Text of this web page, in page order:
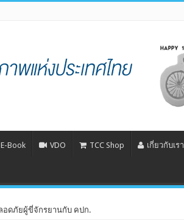
E-Book VDO TCC Shop เกี่ยวกับเรา
อดภัยผู้ขี่จักรยานกับ คปก.